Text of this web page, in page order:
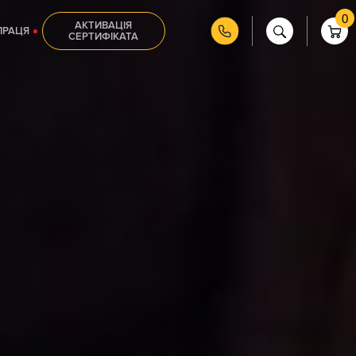
АКТИВАЦІЯ
СЕРТИФІКАТА
0